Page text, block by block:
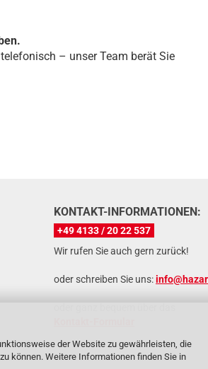
der Website zu gewährleisten, die
können. Weitere Informationen finden Sie in
– unser Team berät Sie
KONTAKT-INFORMATIONEN:
+49 4133 / 20 22 537
Wir rufen Sie auch gern zurück!
oder schreiben Sie uns: